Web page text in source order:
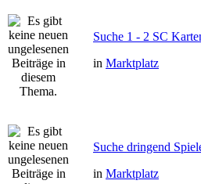
Suche 1 - 2 SC
in Marktplatz
Suche dringend
in Marktplatz